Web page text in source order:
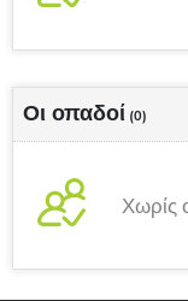
Οι οπαδοί (0)
Χωρίς